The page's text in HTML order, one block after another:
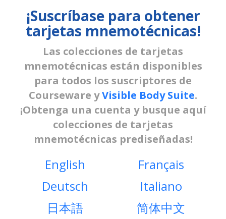
¡Suscríbase para obtener
tarjetas mnemotécnicas!
Las colecciones de tarjetas
mnemotécnicas están disponibles
para todos los suscriptores de
Courseware yVisible Body Suite.
¡Obtenga una cuenta y busque aquí
colecciones de tarjetas
mnemotécnicas prediseñadas!
English
Français
Deutsch
Italiano
日本語
简体中文